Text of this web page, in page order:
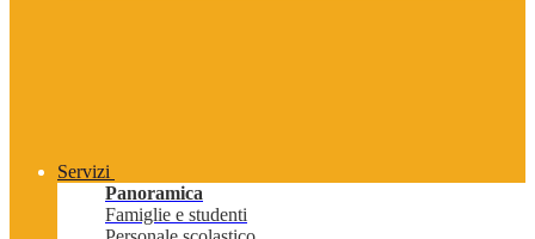
Servizi
Panoramica
Famiglie e studenti